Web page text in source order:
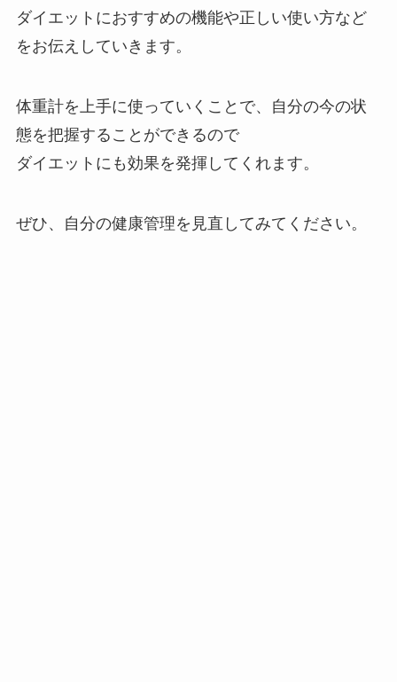
ダイエットにおすすめの機能や正しい使い方など
をお伝えしていきます。
体重計を上手に使っていくことで、自分の今の状
態を把握することができるので
ダイエットにも効果を発揮してくれます。
ぜひ、自分の健康管理を見直してみてください。